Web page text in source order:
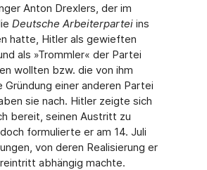
Anton Drexlers, der im
Deutsche Arbeiterpartei ins
hatte, Hitler als gewieften
als »Trommler« der Partei
wollten bzw. die von ihm
einer anderen Partei
sie nach. Hitler zeigte sich
bereit, seinen Austritt zu
formulierte er am 14. Juli
von deren Realisierung er
abhängig machte.